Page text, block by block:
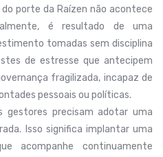
porte da Raízen não acontece
é resultado de uma
tomadas sem disciplina
de estresse que antecipem
fragilizada, incapaz de
pessoais ou políticas.
gestores precisam adotar uma
Isso significa implantar uma
acompanhe continuamente